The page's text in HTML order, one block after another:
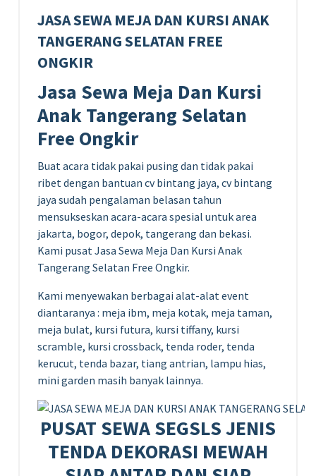
JASA SEWA MEJA DAN KURSI ANAK
TANGERANG SELATAN FREE
ONGKIR
Jasa Sewa Meja Dan Kursi
Anak Tangerang Selatan
Free Ongkir
Buat acara tidak pakai pusing dan tidak pakai
ribet dengan bantuan cv bintang jaya, cv bintang
jaya sudah pengalaman belasan tahun
mensukseskan acara-acara spesial untuk area
jakarta, bogor, depok, tangerang dan bekasi.
Kami pusat Jasa Sewa Meja Dan Kursi Anak
Tangerang Selatan Free Ongkir.
Kami menyewakan berbagai alat-alat event
diantaranya : meja ibm, meja kotak, meja taman,
meja bulat, kursi futura, kursi tiffany, kursi
scramble, kursi crossback, tenda roder, tenda
kerucut, tenda bazar, tiang antrian, lampu hias,
mini garden masih banyak lainnya.
PUSAT SEWA SEGSLS JENIS
TENDA DEKORASI MEWAH